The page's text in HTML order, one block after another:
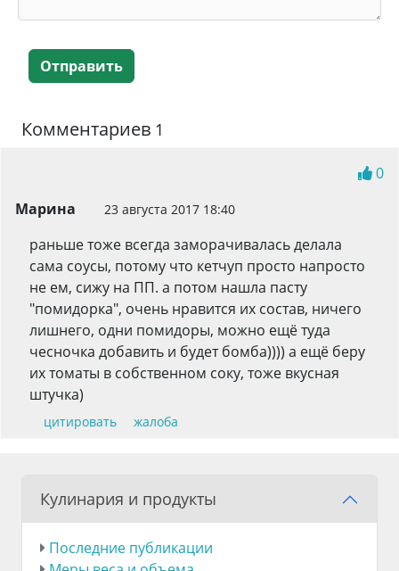
Отправить
Комментариев 1
0
Марина
23 августа 2017 18:40
раньше тоже всегда заморачивалась делала
сама соусы, потому что кетчуп просто напросто
не ем, сижу на ПП. а потом нашла пасту
"помидорка", очень нравится их состав, ничего
лишнего, одни помидоры, можно ещё туда
чесночка добавить и будет бомба)))) а ещё беру
их томаты в собственном соку, тоже вкусная
штучка)
цитировать жалоба
Кулинария и продукты
Последние публикации